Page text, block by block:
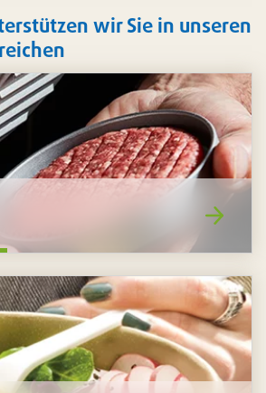
wir Sie in unseren
https://
de/food-